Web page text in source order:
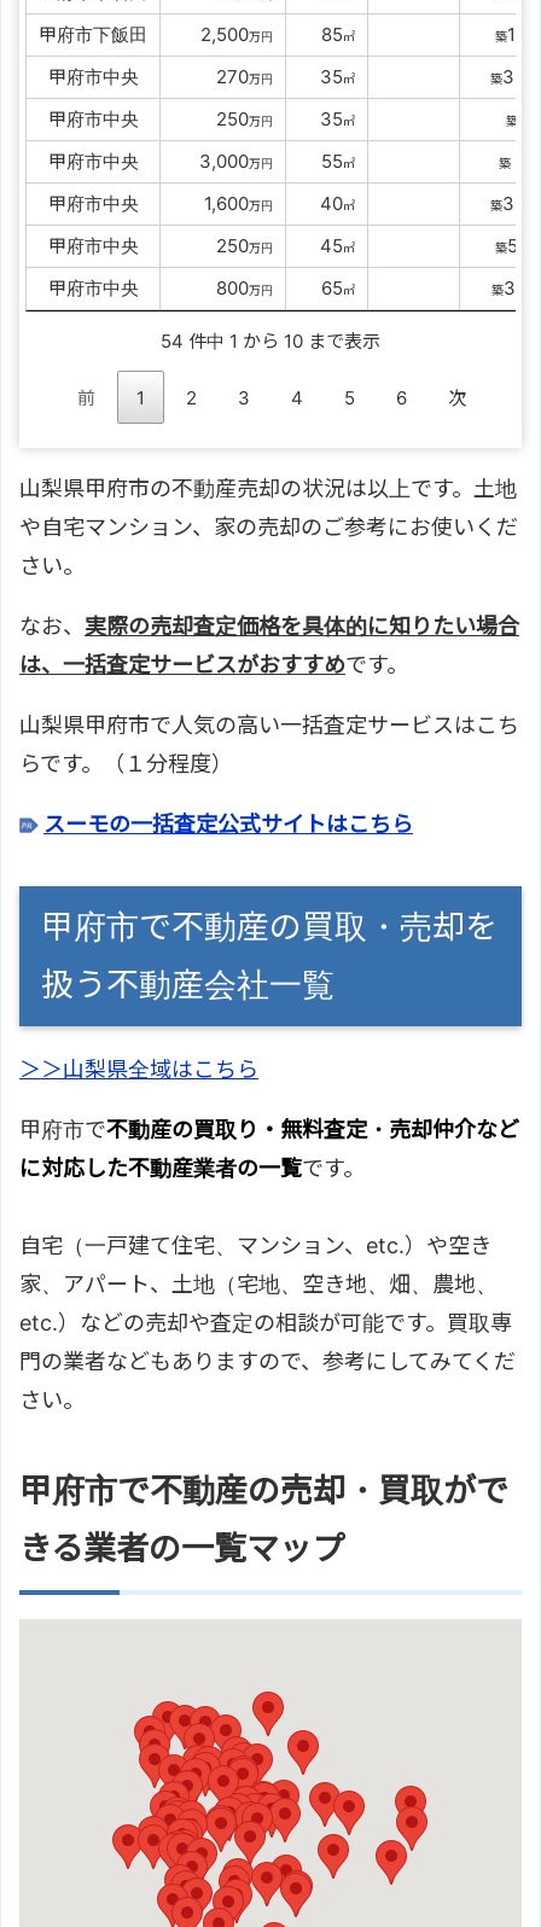
甲府市下飯田 2,500万円 85㎡ 築17
甲府市中央 270万円 35㎡ 築33
甲府市中央 250万円 35㎡ 築
甲府市中央 3,000万円 55㎡ 築
甲府市中央 1,600万円 40㎡ 築33
甲府市中央 250万円 45㎡ 築51
甲府市中央 800万円 65㎡ 築37
54 件中 1 から 10 まで表示
前 1 2 3 4 5 6 次
山梨県甲府市の不動産売却の状況は以上です。土地
や自宅マンション、家の売却のご参考にお使いくだ
さい。
なお、 実際の売却査定価格を具体的に知りたい場合
は、一括査定サービスがおすすめです。
山梨県甲府市で人気の高い一括査定サービスはこち
らです。（１分程度）
スーモの一括査定公式サイトはこちら
甲府市で不動産の買取・売却を
扱う不動産会社一覧
＞＞山梨県全域はこちら
甲府市で不動産の買取り・無料査定・売却仲介など
に対応した不動産業者の一覧です。
自宅（一戸建て住宅、マンション、etc.）や空き
家、アパート、土地（宅地、空き地、畑、農地、
etc.）などの売却や査定の相談が可能です。買取専
門の業者などもありますので、参考にしてみてくだ
さい。
甲府市で不動産の売却・買取がで
きる業者の一覧マップ